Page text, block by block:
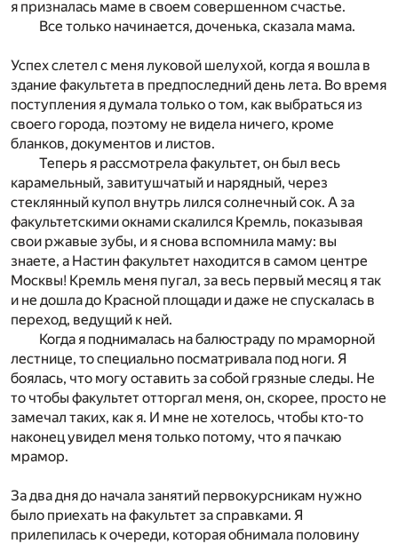
я призналась маме в своем совершенном счастье.
Все только начинается, доченька, сказала мама.
Успех слетел с меня луковой шелухой, когда я вошла в
здание факультета в предпоследний день лета. Во время
поступления я думала только о том, как выбраться из
своего города, поэтому не видела ничего, кроме
бланков, документов и листов.
Теперь я рассмотрела факультет, он был весь
карамельный, завитушчатый и нарядный, через
стеклянный купол внутрь лился солнечный сок. А за
факультетскими окнами скалился Кремль, показывая
свои ржавые зубы, и я снова вспомнила маму: вы
знаете, а Настин факультет находится в самом центре
Москвы! Кремль меня пугал, за весь первый месяц я так
и не дошла до Красной площади и даже не спускалась в
переход, ведущий к ней.
Когда я поднималась на балюстраду по мраморной
лестнице, то специально посматривала под ноги. Я
боялась, что могу оставить за собой грязные следы. Не
то чтобы факультет отторгал меня, он, скорее, просто не
замечал таких, как я. И мне не хотелось, чтобы кто-то
наконец увидел меня только потому, что я пачкаю
мрамор.
За два дня до начала занятий первокурсникам нужно
было приехать на факультет за справками. Я
прилепилась к очереди, которая обнимала половину